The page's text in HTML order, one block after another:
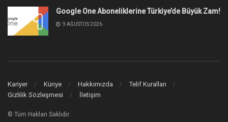
Google One Aboneliklerine Türkiye’de Büyük Zam!
9 AĞUSTOS 2026
Kariyer Künye Hakkımızda
Telif Kuralları
Gizlilik Sözleşmesi
İletişim
© Tüm Hakları Saklıdır.